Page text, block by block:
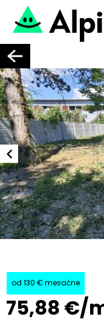
od 130 € mesačne
75,88 €/